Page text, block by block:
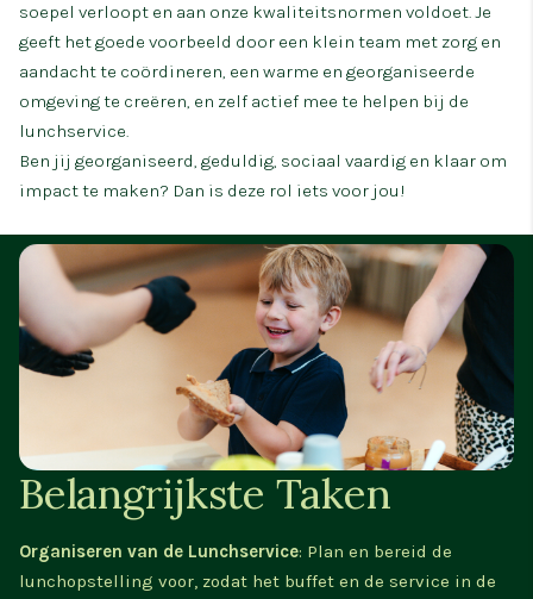
soepel verloopt en aan onze kwaliteitsnormen voldoet. Je
geeft het goede voorbeeld door een klein team met zorg en
aandacht te coördineren, een warme en georganiseerde
omgeving te creëren, en zelf actief mee te helpen bij de
lunchservice.
Ben jij georganiseerd, geduldig, sociaal vaardig en klaar om
impact te maken? Dan is deze rol iets voor jou!
Belangrijkste Taken
Organiseren van de Lunchservice: Plan en bereid de
lunchopstelling voor, zodat het buffet en de service in de